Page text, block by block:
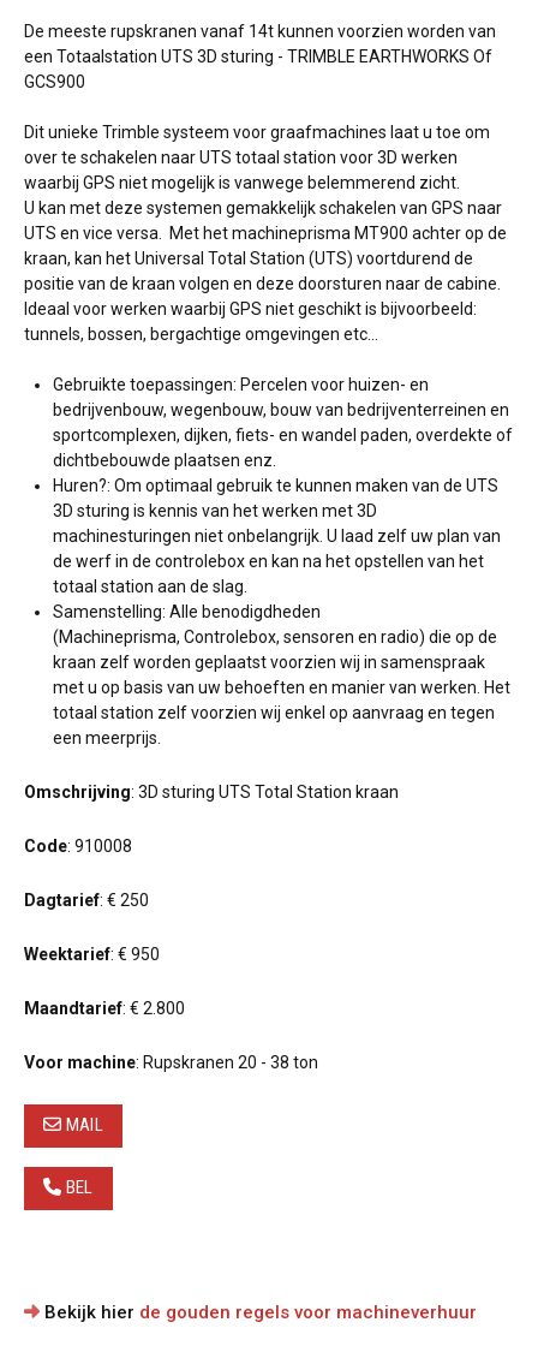
De meeste rupskranen vanaf 14t kunnen voorzien worden van
een Totaalstation UTS 3D sturing - TRIMBLE EARTHWORKS Of
GCS900
Dit unieke Trimble systeem voor graafmachines laat u toe om
over te schakelen naar UTS totaal station voor 3D werken
waarbij GPS niet mogelijk is vanwege belemmerend zicht.
U kan met deze systemen gemakkelijk schakelen van GPS naar
UTS en vice versa. Met het machineprisma MT900 achter op de
kraan, kan het Universal Total Station (UTS) voortdurend de
positie van de kraan volgen en deze doorsturen naar de cabine.
Ideaal voor werken waarbij GPS niet geschikt is bijvoorbeeld:
tunnels, bossen, bergachtige omgevingen etc…
Gebruikte toepassingen: Percelen voor huizen- en
bedrijvenbouw, wegenbouw, bouw van bedrijventerreinen en
sportcomplexen, dijken, fiets- en wandel paden, overdekte of
dichtbebouwde plaatsen enz.
Huren?: Om optimaal gebruik te kunnen maken van de UTS
3D sturing is kennis van het werken met 3D
machinesturingen niet onbelangrijk. U laad zelf uw plan van
de werf in de controlebox en kan na het opstellen van het
totaal station aan de slag.
Samenstelling: Alle benodigdheden
(Machineprisma, Controlebox, sensoren en radio) die op de
kraan zelf worden geplaatst voorzien wij in samenspraak
met u op basis van uw behoeften en manier van werken. Het
totaal station zelf voorzien wij enkel op aanvraag en tegen
een meerprijs.
Omschrijving: 3D sturing UTS Total Station kraan
Code: 910008
Dagtarief: € 250
Weektarief: € 950
Maandtarief: € 2.800
Voor machine: Rupskranen 20 - 38 ton
MAIL
BEL
Bekijk hier de gouden regels voor machineverhuur